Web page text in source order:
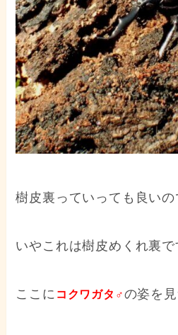
樹皮裏っていっても良いの
いやこれは樹皮めくれ裏
ここに コクワガタ♂の姿を